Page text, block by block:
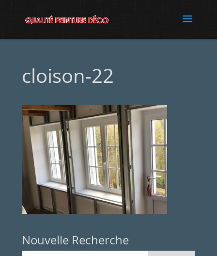
cloison-22
Nouvelle Recherche